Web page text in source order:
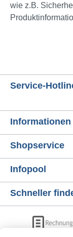
wie z.B.
Service-
Informationen
Shopservice
Infopool
Schneller